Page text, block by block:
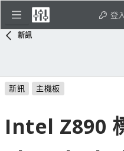
登入
新訊
新訊 主機板
Intel Z890